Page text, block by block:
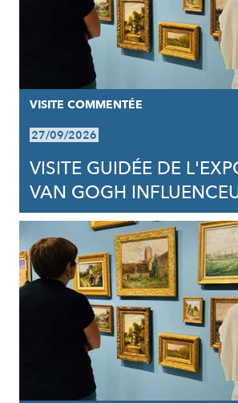
VISITE COMMENTÉE
27/09/2026
VISITE GUIDÉE DE
VAN GOGH